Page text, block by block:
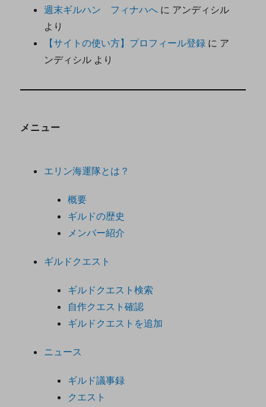
週末ギルハン フィナハへ に アンディシル
より
【サイトの使い方】プロフィール登録 に ア
ンディシル より
メニュー
エリン海運隊とは？
概要
ギルドの歴史
メンバー紹介
ギルドクエスト
ギルドクエスト検索
自作クエスト確認
ギルドクエストを追加
ニュース
ギルド議事録
クエスト